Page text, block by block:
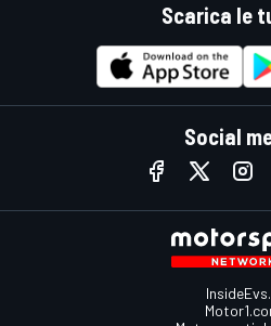
Scarica le
Social